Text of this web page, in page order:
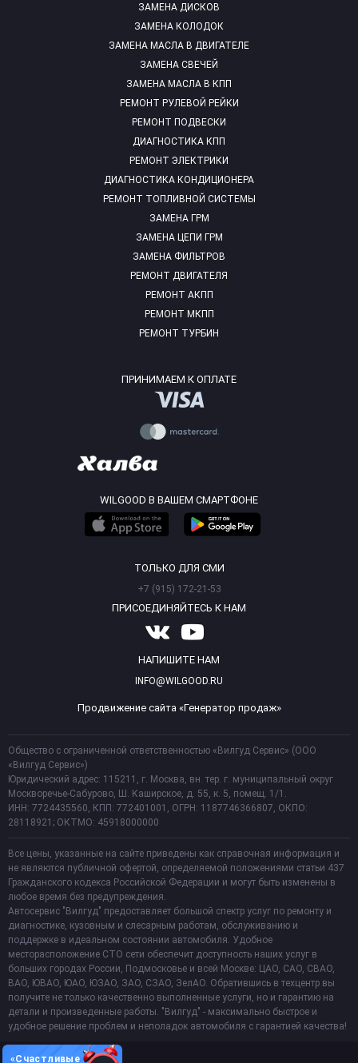
ЗАМЕНА ДИСКОВ
ЗАМЕНА КОЛОДОК
ЗАМЕНА МАСЛА В ДВИГАТЕЛЕ
ЗАМЕНА СВЕЧЕЙ
ЗАМЕНА МАСЛА В КПП
РЕМОНТ РУЛЕВОЙ РЕЙКИ
РЕМОНТ ПОДВЕСКИ
ДИАГНОСТИКА КПП
РЕМОНТ ЭЛЕКТРИКИ
ДИАГНОСТИКА КОНДИЦИОНЕРА
РЕМОНТ ТОПЛИВНОЙ СИСТЕМЫ
ЗАМЕНА ГРМ
ЗАМЕНА ЦЕПИ ГРМ
ЗАМЕНА ФИЛЬТРОВ
РЕМОНТ ДВИГАТЕЛЯ
РЕМОНТ АКПП
РЕМОНТ МКПП
РЕМОНТ ТУРБИН
ПРИНИМАЕМ К ОПЛАТЕ
WILGOOD В ВАШЕМ СМАРТФОНЕ
ТОЛЬКО ДЛЯ СМИ
+7 (915) 172-21-53
ПРИСОЕДИНЯЙТЕСЬ К НАМ
НАПИШИТЕ НАМ
INFO@WILGOOD.RU
Продвижение сайта «Генератор продаж»
Общество с ограниченной ответственностью «Вилгуд Сервис» (ООО
«Вилгуд Сервис»)
Юридический адрес: 115211, г. Москва, вн. тер. г. муниципальный округ
Москворечье-Сабурово, Ш. Каширское, д. 55, к. 5, помещ. 1/1.
ИНН: 7724435560, КПП: 772401001, ОГРН: 1187746366807, ОКПО:
28118921; ОКТМО: 45918000000
Все цены, указанные на сайте приведены как справочная информация и
не являются публичной офертой, определяемой положениями статьи 437
Гражданского кодекса Российской Федерации и могут быть изменены в
любое время без предупреждения.
Автосервис "Вилгуд" предоставляет большой спектр услуг по ремонту и
диагностике, кузовным и слесарным работам, обслуживанию и
поддержке в идеальном состоянии автомобиля. Удобное
месторасположение СТО сети обеспечит доступность наших услуг в
больших городах России, Подмосковье и всей Москве: ЦАО, САО, СВАО,
ВАО, ЮВАО, ЮАО, ЮЗАО, ЗАО, СЗАО, ЗелАО. Обратившись в техцентр вы
получите не только качественно выполненные услуги, но и гарантию на
детали и произведенные работы. "Вилгуд" - максимально быстрое и
удобное решение проблем и неполадок автомобиля с гарантией качества!
«Счастливые